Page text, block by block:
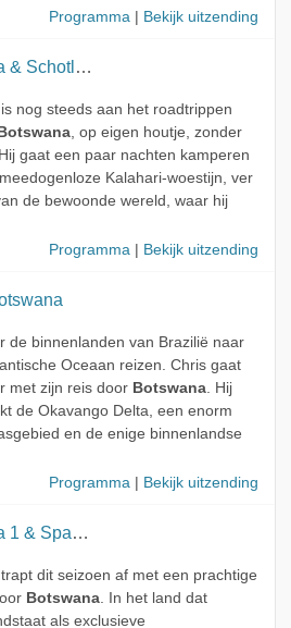
Programma | Bekijk uitzending
Schotland
nog steeds aan het roadtrippen
, op eigen houtje, zonder
gaat een paar nachten kamperen
Kalahari-woestijn, ver
de bewoonde wereld, waar hij
Programma | Bekijk uitzending
de binnenlanden van Brazilië naar
Oceaan reizen. Chris gaat
met zijn reis door Botswana. Hij
de Okavango Delta, een enorm
en de enige binnenlandse
Programma | Bekijk uitzending
Spanje 1
dit seizoen af met een prachtige
Botswana. In het land dat
als exclusieve